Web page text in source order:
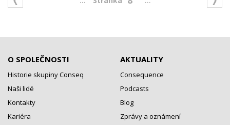
O SPOLEČNOSTI
Historie skupiny Conseq
Naši lidé
Kontakty
Kariéra
AKTUALITY
Consequence
Podcasts
Blog
Zprávy a oznámení